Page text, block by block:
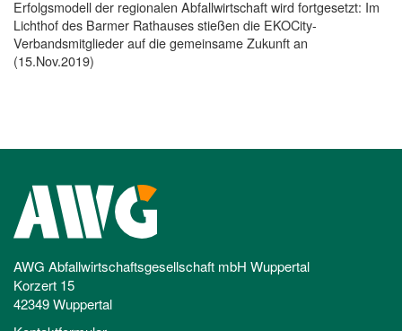
Erfolgsmodell der regionalen Abfallwirtschaft wird fortgesetzt: Im
Lichthof des Barmer Rathauses stießen die EKOCity-
Verbandsmitglieder auf die gemeinsame Zukunft an
(15.Nov.2019)
AWG Abfallwirtschaftsgesellschaft mbH Wuppertal
Korzert 15
42349 Wuppertal